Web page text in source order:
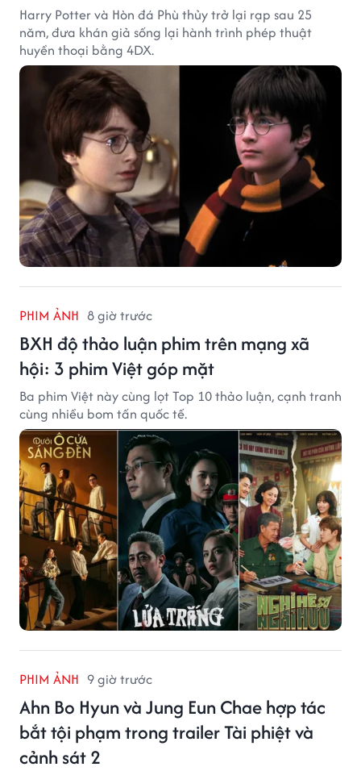
Harry Potter và Hòn đá Phù thủy trở lại rạp sau 25
năm, đưa khán giả sống lại hành trình phép thuật
huyền thoại bằng 4DX.
PHIM ẢNH 8 giờ trước
BXH độ thảo luận phim trên mạng xã
hội: 3 phim Việt góp mặt
Ba phim Việt này cùng lọt Top 10 thảo luận, cạnh tranh
cùng nhiều bom tấn quốc tế.
PHIM ẢNH 9 giờ trước
Ahn Bo Hyun và Jung Eun Chae hợp tác
bắt tội phạm trong trailer Tài phiệt và
cảnh sát 2